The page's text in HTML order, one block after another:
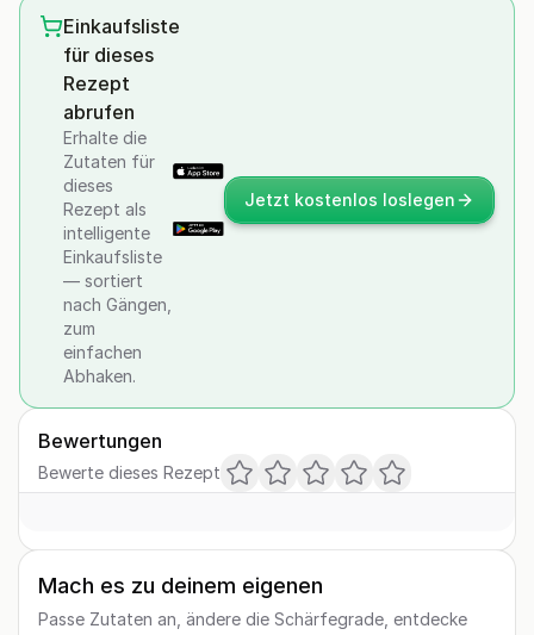
Einkaufsliste
für dieses
Rezept
abrufen
Erhalte die
Zutaten für
dieses
Rezept als
intelligente
Einkaufsliste
— sortiert
nach Gängen,
zum
einfachen
Abhaken.
Jetzt kostenlos loslegen
Bewertungen
Bewerte dieses Rezept
Mach es zu deinem eigenen
Passe Zutaten an, ändere die Schärfegrade, entdecke